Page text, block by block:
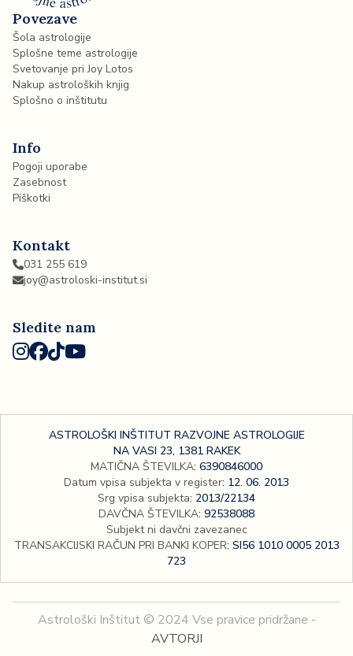
Povezave
Šola astrologije
Splošne teme astrologije
Svetovanje pri Joy Lotos
Nakup astroloških knjig
Splošno o inštitutu
Info
Pogoji uporabe
Zasebnost
Piškotki
Kontakt
031 255 619
joy@astroloski-institut.si
Sledite nam
ASTROLOŠKI INŠTITUT RAZVOJNE ASTROLOGIJE
NA VASI 23, 1381 RAKEK
MATIČNA ŠTEVILKA: 6390846000
Datum vpisa subjekta v register: 12. 06. 2013
Srg vpisa subjekta: 2013/22134
DAVČNA ŠTEVILKA: 92538088
Subjekt ni davčni zavezanec
TRANSAKCIJSKI RAČUN PRI BANKI KOPER: SI56 1010 0005 2013
723
Astrološki Inštitut © 2024 Vse pravice pridržane -
AVTORJI